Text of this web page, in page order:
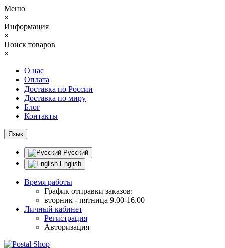
Меню
×
Информация
×
Поиск товаров
×
О нас
Оплата
Доставка по России
Доставка по миру
Блог
Контакты
Язык
Русский
English
Время работы
График отправки заказов:
вторник - пятница 9.00-16.00
Личный кабинет
Регистрация
Авторизация